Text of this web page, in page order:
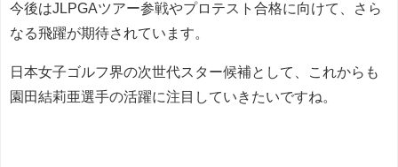
今後はJLPGAツアー参戦やプロテスト合格に向けて、さら
なる飛躍が期待されています。
日本女子ゴルフ界の次世代スター候補として、これからも
園田結莉亜選手の活躍に注目していきたいですね。